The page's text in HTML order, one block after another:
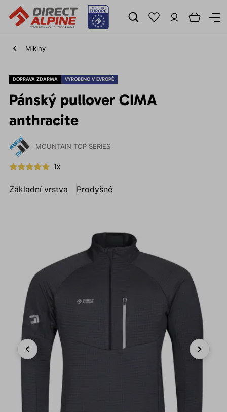
Mikiny
DOPRAVA ZDARMA VYROBENO V EVROPĚ
Pánský pullover CIMA
anthracite
MOUNTAIN TOP SERIES
1x
Základní vrstva Prodyšné